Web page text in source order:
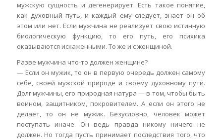
мужскую сущность и дегенерирует. Есть такое понятие,
как духовный путь, и каждый ему следует, знает он об
этом или нет. Если мужчина не реализует свою истинную
биологическую функцию, то его путь, его психика
оказываются искаженными. То же и с женщиной.
Разве мужчина что-то должен женщине?
— Если он мужик, то он в первую очередь должен самому
себе, своей мужской природе и своему духовному пути.
Долг мужчины, его природная натура — в том, чтобы быть
воином, защитником, покровителем. А если он этого не
делает, то он не мужик. Безусловно, человек может
поступать иначе. Он ведь правда никому ничего не
должен. Но тогда пусть принимает последствия того, что